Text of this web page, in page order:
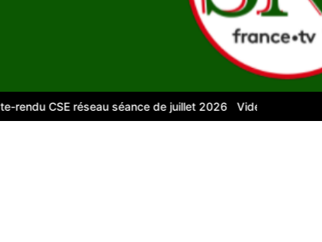
CSE réseau séance de juillet 2026 Vidéos pour le